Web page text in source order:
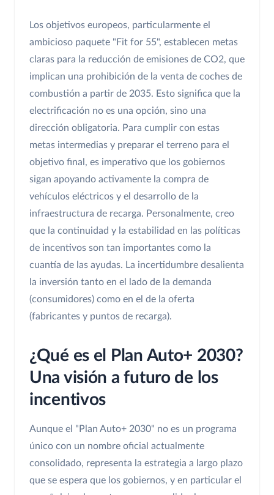
Los objetivos europeos, particularmente el
ambicioso paquete "Fit for 55", establecen metas
claras para la reducción de emisiones de CO2, que
implican una prohibición de la venta de coches de
combustión a partir de 2035. Esto significa que la
electrificación no es una opción, sino una
dirección obligatoria. Para cumplir con estas
metas intermedias y preparar el terreno para el
objetivo final, es imperativo que los gobiernos
sigan apoyando activamente la compra de
vehículos eléctricos y el desarrollo de la
infraestructura de recarga. Personalmente, creo
que la continuidad y la estabilidad en las políticas
de incentivos son tan importantes como la
cuantía de las ayudas. La incertidumbre desalienta
la inversión tanto en el lado de la demanda
(consumidores) como en el de la oferta
(fabricantes y puntos de recarga).
¿Qué es el Plan Auto+ 2030?
Una visión a futuro de los
incentivos
Aunque el "Plan Auto+ 2030" no es un programa
único con un nombre oficial actualmente
consolidado, representa la estrategia a largo plazo
que se espera que los gobiernos, y en particular el